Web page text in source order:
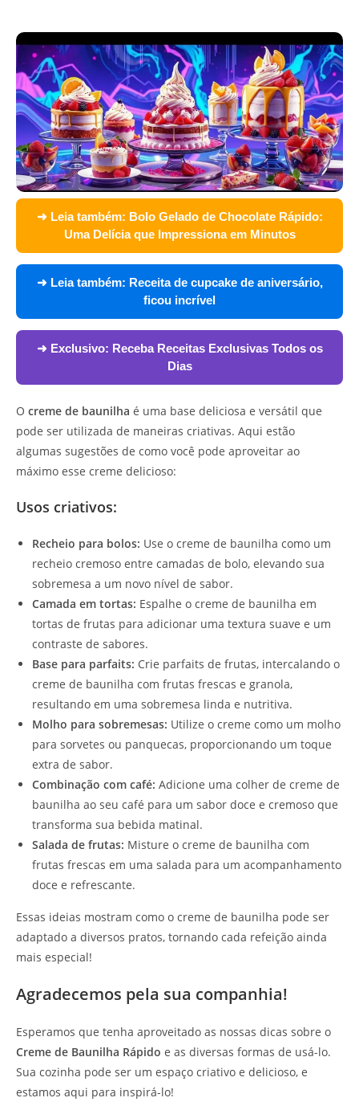
➜ Leia também: Bolo Gelado de Chocolate Rápido:
Uma Delícia que Impressiona em Minutos
➜ Leia também: Receita de cupcake de aniversário,
ficou incrível
➜ Exclusivo: Receba Receitas Exclusivas Todos os
Dias
O creme de baunilha é uma base deliciosa e versátil que
pode ser utilizada de maneiras criativas. Aqui estão
algumas sugestões de como você pode aproveitar ao
máximo esse creme delicioso:
Usos criativos:
Recheio para bolos: Use o creme de baunilha como um
recheio cremoso entre camadas de bolo, elevando sua
sobremesa a um novo nível de sabor.
Camada em tortas: Espalhe o creme de baunilha em
tortas de frutas para adicionar uma textura suave e um
contraste de sabores.
Base para parfaits: Crie parfaits de frutas, intercalando o
creme de baunilha com frutas frescas e granola,
resultando em uma sobremesa linda e nutritiva.
Molho para sobremesas: Utilize o creme como um molho
para sorvetes ou panquecas, proporcionando um toque
extra de sabor.
Combinação com café: Adicione uma colher de creme de
baunilha ao seu café para um sabor doce e cremoso que
transforma sua bebida matinal.
Salada de frutas: Misture o creme de baunilha com
frutas frescas em uma salada para um acompanhamento
doce e refrescante.
Essas ideias mostram como o creme de baunilha pode ser
adaptado a diversos pratos, tornando cada refeição ainda
mais especial!
Agradecemos pela sua companhia!
Esperamos que tenha aproveitado as nossas dicas sobre o
Creme de Baunilha Rápido e as diversas formas de usá-lo.
Sua cozinha pode ser um espaço criativo e delicioso, e
estamos aqui para inspirá-lo!